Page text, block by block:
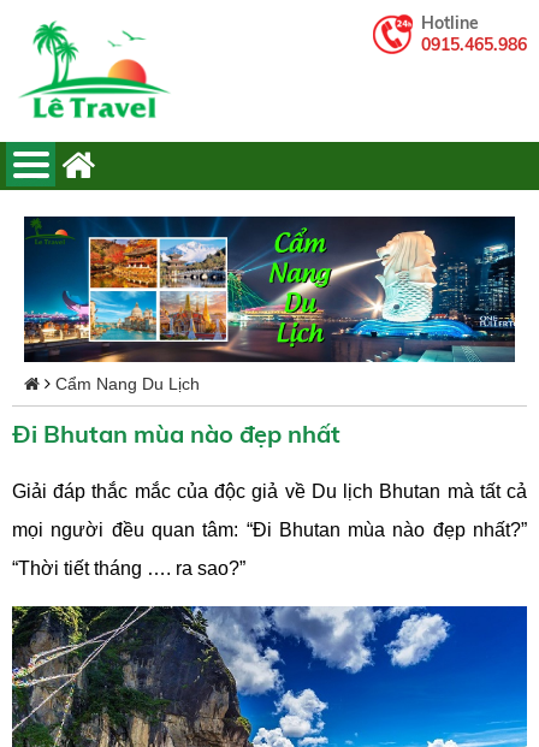
Hotline
0915.465.986
Cẩm Nang Du Lịch
Đi Bhutan mùa nào đẹp nhất
Giải đáp thắc mắc của độc giả về Du lịch Bhutan mà tất cả
mọi người đều quan tâm: “Đi Bhutan mùa nào đẹp nhất?”
“Thời tiết tháng …. ra sao?”